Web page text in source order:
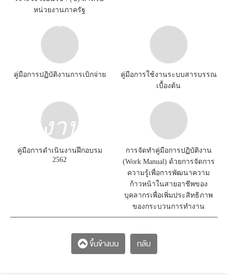
หน่วยงานภาครัฐ
คู่มือการปฏิบัติงานการเบิกจ่าย
คู่มือการใช้งานระบบสารบรรณ
เบื้องต้น
คู่มือการดำเนินงานฝึกอบรม
2562
การจัดทำคู่มือการปฏิบัติงาน
(Work Manual) ด้วยการจัดการ
ความรู้เพื่อการพัฒนาความ
ก้าวหน้าในสายอาชีพของ
บุคลากรเพื่อเพิ่มประสิทธิภาพ
ของกระบวนการทำงาน
ขึ้นข้างบน กลับ